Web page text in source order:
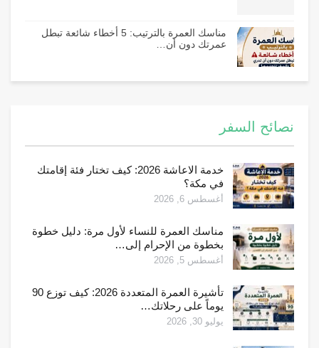
مناسك العمرة بالترتيب: 5 أخطاء شائعة تبطل
عمرتك دون أن…
نصائح السفر
خدمة الاعاشة 2026: كيف تختار فئة إقامتك
في مكة؟
أغسطس 6, 2026
مناسك العمرة للنساء لأول مرة: دليل خطوة
بخطوة من الإحرام إلى…
أغسطس 5, 2026
تأشيرة العمرة المتعددة 2026: كيف توزع 90
يوماً على رحلاتك…
يوليو 30, 2026